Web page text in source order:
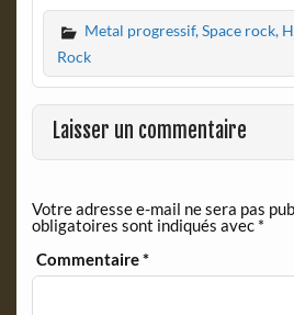
c
e
b
o
o
k
i
n
F
r
i
e
n
l
y
Metal progressif, Space rock,
Rock
Laisser un commentaire
Votre adresse e-mail ne sera pas
obligatoires sont indiqués avec *
Commentaire*